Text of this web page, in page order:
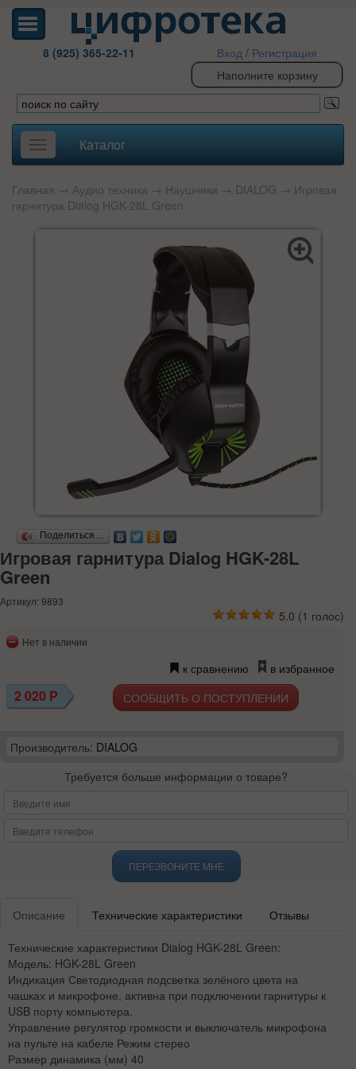
8 (925) 365-22-11 Вход / Регистрация
Наполните корзину
Toggle
navigation
Каталог
Главная → Аудио техника → Наушники → DIALOG → Игровая
гарнитура Dialog HGK-28L Green
Поделиться…
Игровая гарнитура Dialog HGK-28L
Green
Артикул: 9893
5.0 (1 голос)
Нет в наличии
к сравнению в избранное
2 020 Р СООБЩИТЬ О ПОСТУПЛЕНИИ
Производитель: DIALOG
Требуется больше информации о товаре?
ПЕРЕЗВОНИТЕ МНЕ
Описание Технические характеристики Отзывы
Технические характеристики Dialog HGK-28L Green:
Модель: HGK-28L Green
Индикация Светодиодная подсветка зелёного цвета на
чашках и микрофоне, активна при подключении гарнитуры к
USB порту компьютера.
Управление регулятор громкости и выключатель микрофона
на пульте на кабеле Режим стерео
Размер динамика (мм) 40